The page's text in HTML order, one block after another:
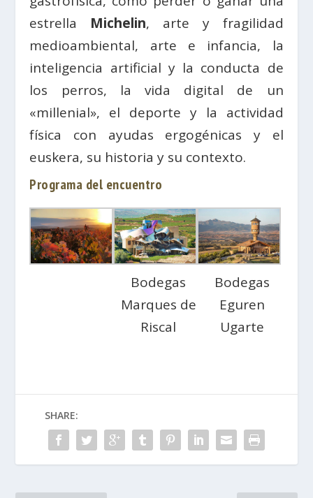
estrella Michelin, arte y fragilidad
medioambiental, arte e infancia, la
inteligencia artificial y la conducta de
los perros, la vida digital de un
«millenial», el deporte y la actividad
física con ayudas ergogénicas y el
euskera, su historia y su contexto.
Programa del encuentro
Bodegas
Marques de
Riscal
Bodegas
Eguren
Ugarte
SHARE: